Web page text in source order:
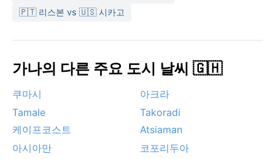
🇵🇹 리스본 vs 🇺🇸 시카고
가나의 다른 주요 도시 날씨 🇬🇭
쿠마시
아크라
Tamale
Takoradi
케이프코스트
Atsiaman
아시아만
코포리두아